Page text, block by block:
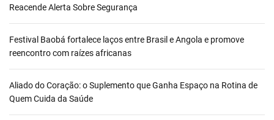
Reacende Alerta Sobre Segurança
Festival Baobá fortalece laços entre Brasil e Angola e promove
reencontro com raízes africanas
Aliado do Coração: o Suplemento que Ganha Espaço na Rotina de
Quem Cuida da Saúde